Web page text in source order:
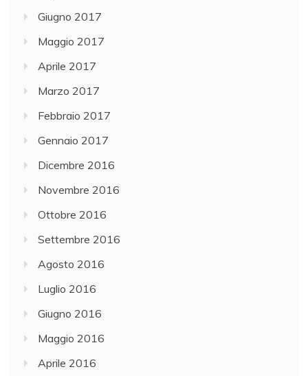
Giugno 2017
Maggio 2017
Aprile 2017
Marzo 2017
Febbraio 2017
Gennaio 2017
Dicembre 2016
Novembre 2016
Ottobre 2016
Settembre 2016
Agosto 2016
Luglio 2016
Giugno 2016
Maggio 2016
Aprile 2016